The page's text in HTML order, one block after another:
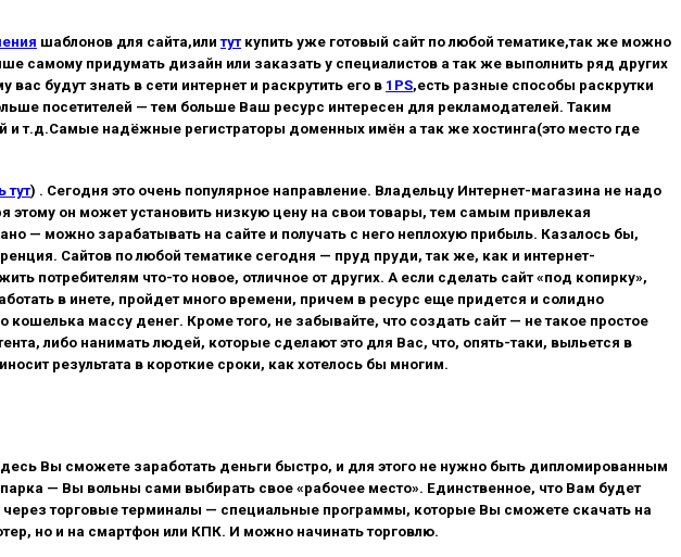
шаблонов для сайта,илитуткупить уже готовый сайт по любой тематике,так же можно
самому придумать дизайн или заказать у специалистов а так же выполнить ряд других
вас будут знать в сети интернет и раскрутить его в 1PS,есть разные способы раскрутки
посетителей — тем больше Ваш ресурс интересен для рекламодателей. Таким
т.д.Самые надёжные регистраторы доменных имён а так же хостинга(это место где
тут) . Сегодня это очень популярное направление. Владельцу Интернет-магазина не надо
этому он может установить низкую цену на свои товары, тем самым привлекая
— можно зарабатывать на сайте и получать с него неплохую прибыль. Казалось бы,
Сайтов по любой тематике сегодня — пруд пруди, так же, как и интернет-
потребителям что-то новое, отличное от других. А если сделать сайт «под копирку»,
в инете, пройдет много времени, причем в ресурс еще придется и солидно
массу денег. Кроме того, не забывайте, что создать сайт — не такое простое
либо нанимать людей, которые сделают это для Вас, что, опять-таки, выльется в
результата в короткие сроки, как хотелось бы многим.
Вы сможете заработать деньги быстро, и для этого не нужно быть дипломированным
— Вы вольны сами выбирать свое «рабочее место». Единственное, что Вам будет
через торговые терминалы — специальные программы, которые Вы сможете скачать на
но и на смартфон или КПК. И можно начинать торговлю.